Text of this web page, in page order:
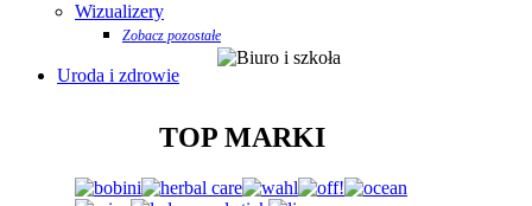
Wizualizery
Zobacz pozostałe
Uroda i zdrowie
TOP MARKI